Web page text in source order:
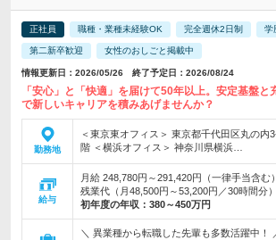
正社員 職種・業種未経験OK 完全週休2日制 学
第二新卒歓迎 女性のおしごと掲載中
情報更新日：2026/05/26 終了予定日：2026/08/24
「安心」と「快適」を届けて50年以上。安定基盤と
で新しいキャリアを積みあげませんか？
勤務地
＜東京東オフィス＞ 東京都千代田区丸の内
階 ＜横浜オフィス＞ 神奈川県横浜…
給与
月給 248,780円～291,420円（一律手当含
残業代（月48,500円～53,200円／30時間分
初年度の年収： 380～450万円
＼ 異業種から転職した先輩も多数活躍中！